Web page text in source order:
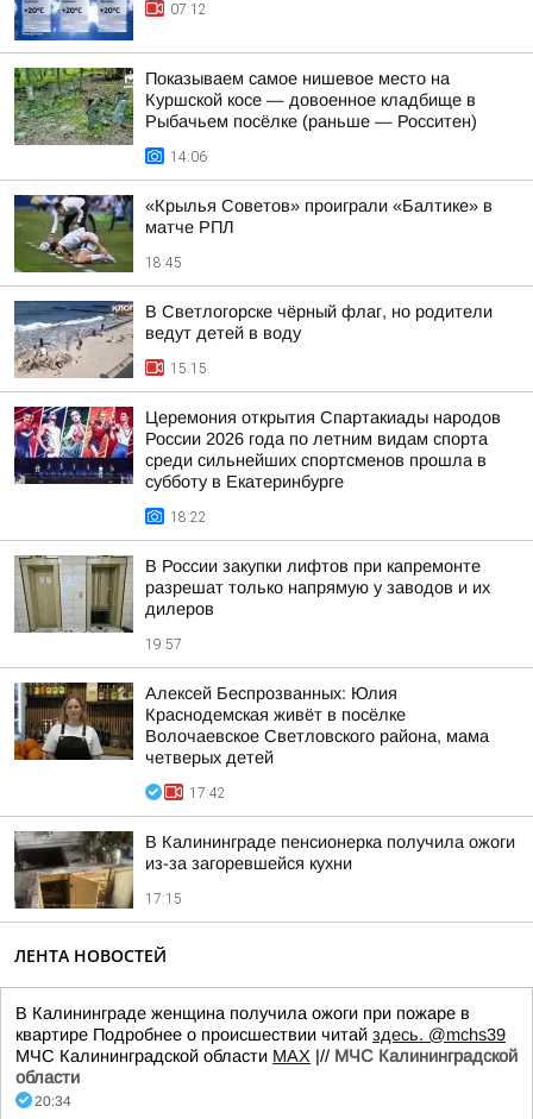
07:12
Показываем самое нишевое место на
Куршской косе — довоенное кладбище в
Рыбачьем посёлке (раньше — Росситен)
14:06
«Крылья Советов» проиграли «Балтике» в
матче РПЛ
18:45
В Светлогорске чёрный флаг, но родители
ведут детей в воду
15:15
Церемония открытия Спартакиады народов
России 2026 года по летним видам спорта
среди сильнейших спортсменов прошла в
субботу в Екатеринбурге
18:22
В России закупки лифтов при капремонте
разрешат только напрямую у заводов и их
дилеров
19:57
Алексей Беспрозванных: Юлия
Краснодемская живёт в посёлке
Волочаевское Светловского района, мама
четверых детей
17:42
В Калининграде пенсионерка получила ожоги
из-за загоревшейся кухни
17:15
ЛЕНТА НОВОСТЕЙ
В Калининграде женщина получила ожоги при пожаре в
квартире Подробнее о происшествии читай здесь. @mchs39
МЧС Калининградской области MAX |// МЧС Калининградской
области
20:34